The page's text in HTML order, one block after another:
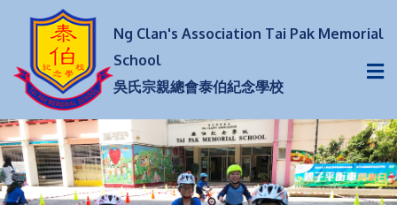
Ng Clan's Association Tai Pak Memorial
School
吳氏宗親總會泰伯紀念學校